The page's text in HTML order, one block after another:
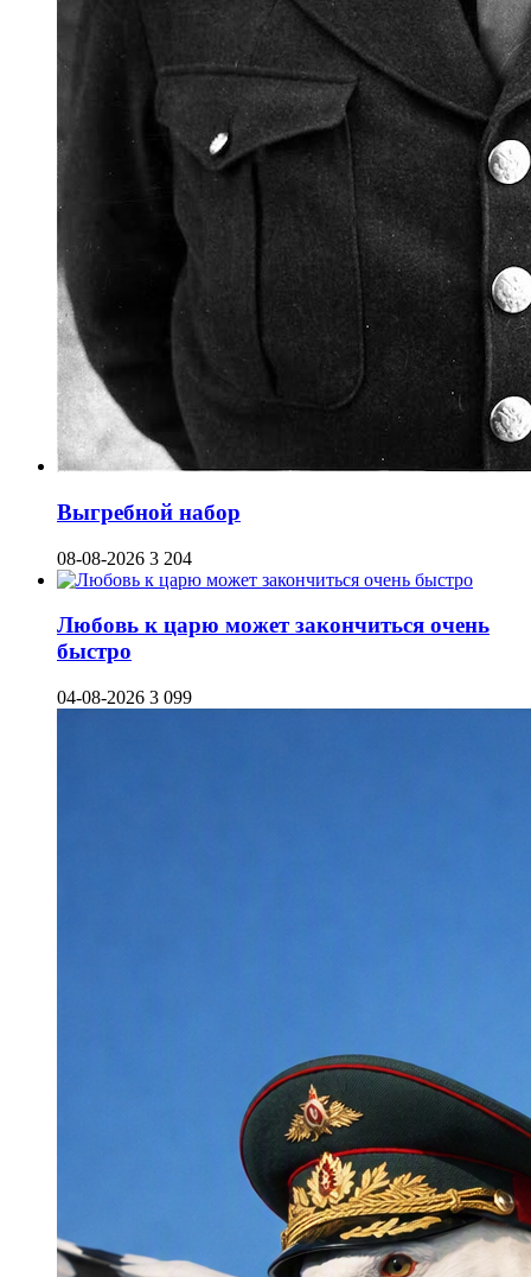
Выгребной набор
08-08-2026 3 204
Любовь к царю может закончиться очень
быстро
04-08-2026 3 099